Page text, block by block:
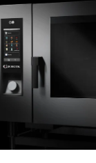
ועוסקת ביבוא